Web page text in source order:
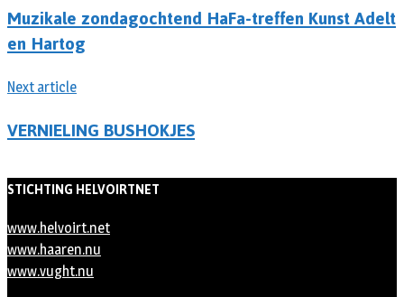
Muzikale zondagochtend HaFa-treffen Kunst Adelt
en Hartog
Next article
VERNIELING BUSHOKJES
STICHTING HELVOIRTNET
www.helvoirt.net
www.haaren.nu
www.vught.nu